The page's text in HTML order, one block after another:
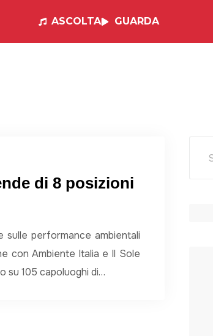
ASCOLTA GUARDA
di 8 posizioni
sulle performance ambientali
con Ambiente Italia e Il Sole
su 105 capoluoghi di…